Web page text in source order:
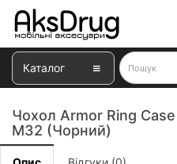
Каталог
Чохол Armor Ring
M32 (Чорний)